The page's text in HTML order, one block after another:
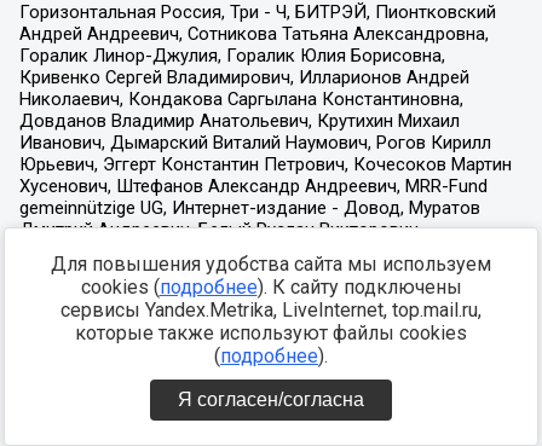
Для повышения удобства сайта мы используем
cookies (подробнее). К сайту подключены
сервисы Yandex.Metrika, LiveInternet, top.mail.ru,
которые также используют файлы cookies
(подробнее).
Я согласен/согласна